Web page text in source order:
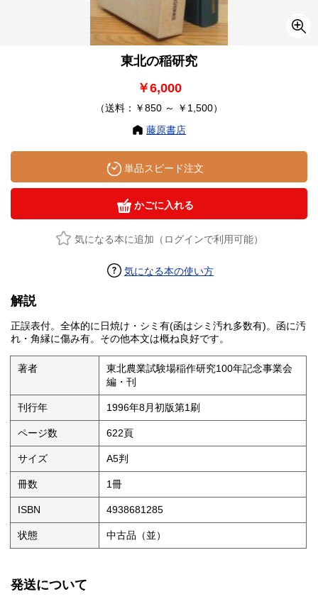
東北の稲研究
￥6,000
（送料：￥850 ～ ￥1,500）
藤原書店
単品スピード注文
かごに入れる
気になる本に追加（ログインで利用可能）
気になる本の使い方
解説
正誤表付。全体的に日焼け・シミ有(函はシミ汚れ多数有)。函に汚
れ・角縁に傷み有。その他本文は概ね良好です。
著者
東北農業試験場稲作研究100年記念事業会
編・刊
刊行年 1996年8月初版第1刷
ページ数 622頁
サイズ A5判
冊数 1冊
ISBN 4938681285
状態 中古品（並）
発送について